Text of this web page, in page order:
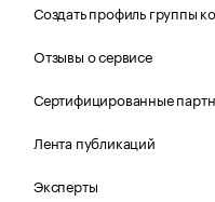
Создать профиль группы
Отзывы о сервисе
Сертифицированные
Лента публикаций
Эксперты